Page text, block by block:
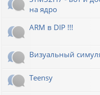
на ядро
ARM в DIP !!!
Визуальный
Teensy